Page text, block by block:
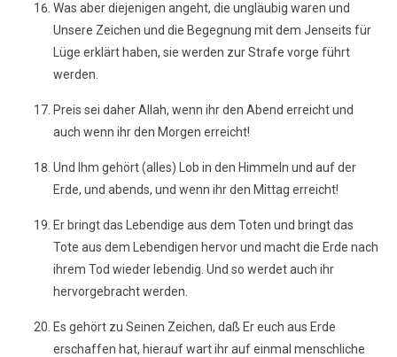
Was aber diejenigen angeht, die ungläubig waren und
Unsere Zeichen und die Begegnung mit dem Jenseits für
Lüge erklärt haben, sie werden zur Strafe vorge führt
werden.
Preis sei daher Allah, wenn ihr den Abend erreicht und
auch wenn ihr den Morgen erreicht!
Und Ihm gehört (alles) Lob in den Himmeln und auf der
Erde, und abends, und wenn ihr den Mittag erreicht!
Er bringt das Lebendige aus dem Toten und bringt das
Tote aus dem Lebendigen hervor und macht die Erde nach
ihrem Tod wieder lebendig. Und so werdet auch ihr
hervorgebracht werden.
Es gehört zu Seinen Zeichen, daß Er euch aus Erde
erschaffen hat, hierauf wart ihr auf einmal menschliche